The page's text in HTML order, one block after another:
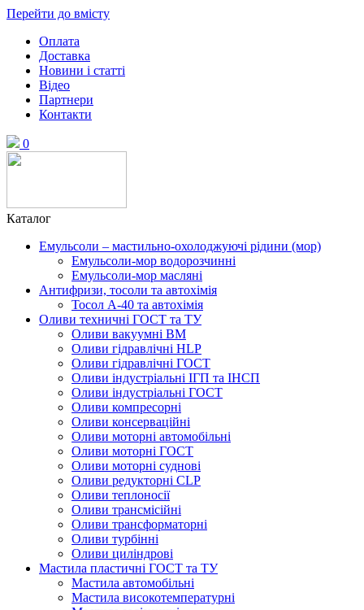
Перейти до вмісту
Оплата
Доставка
Новини і статті
Відео
Партнери
Контакти
0
Каталог
Емульсоли – мастильно-охолоджуючі рідини (мор)
Емульсоли-мор водорозчинні
Емульсоли-мор масляні
Антифризи, тосоли та автохімія
Тосол А-40 та автохімія
Оливи техничні ГОСТ та ТУ
Оливи вакуумні ВМ
Оливи гідравлічні HLP
Оливи гідравлічні ГОСТ
Оливи індустріальні ІГП та ІНСП
Оливи індустріальні ГОСТ
Оливи компресорні
Оливи консерваційні
Оливи моторні автомобільні
Оливи моторні ГОСТ
Оливи моторні суднові
Оливи редукторні CLP
Оливи теплоносії
Оливи трансмісійні
Оливи трансформаторні
Оливи турбінні
Оливи циліндрові
Мастила пластичні ГОСТ та ТУ
Мастила автомобільні
Мастила високотемпературні